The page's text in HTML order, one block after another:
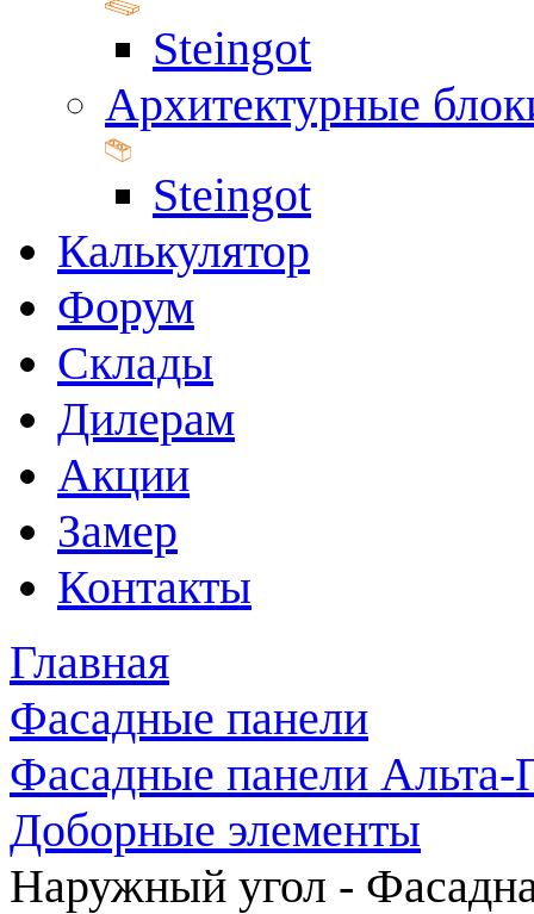
Steingot
Архитектурные
Steingot
Калькулятор
Форум
Склады
Дилерам
Акции
Замер
Контакты
Главная
Фасадные панели
Фасадные панели
Доборные элементы
Наружный угол -